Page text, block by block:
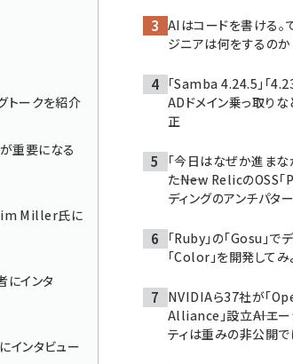
トークを紹介
重要になる
Miller氏に
インタ
インタビュー
AIはコードを書ける。
ジニアは何をするのか
「Samba 4.24.5」「
ADドメイン乗っ取り
正
「今日はなぜか進ま
た――New RelicのOSS
ディングのアンチパタ
「Ruby」の「Gosu」で
「Color」を開発してみ
NVIDIAら37社が「
Alliance」設立――AIエ
ティは重みの非公開